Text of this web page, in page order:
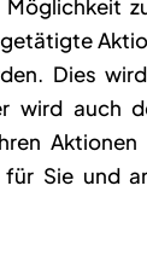
Dies
wird auch
Sie und